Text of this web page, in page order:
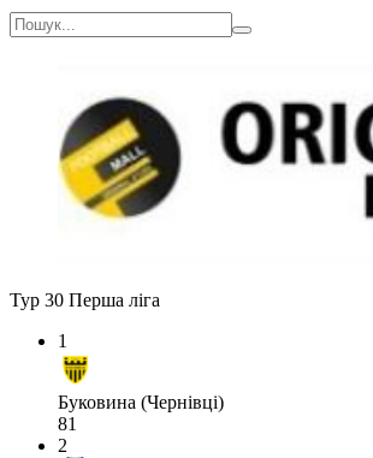
Тур 30 Перша ліга
1
Буковина (Чернівці)
81
2